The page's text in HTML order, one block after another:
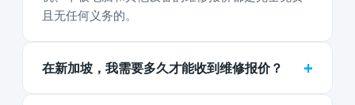
且无任何义务的。
在新加坡，我需要多久才能收到维修报价？ +